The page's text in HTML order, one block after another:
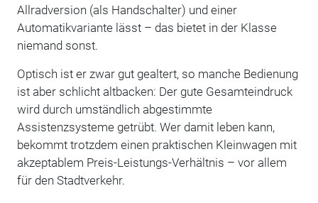
Allradversion (als Handschalter) und einer
Automatikvariante lässt – das bietet in der Klasse
niemand sonst.
Optisch ist er zwar gut gealtert, so manche Bedienung
ist aber schlicht altbacken: Der gute Gesamteindruck
wird durch umständlich abgestimmte
Assistenzsysteme getrübt. Wer damit leben kann,
bekommt trotzdem einen praktischen Kleinwagen mit
akzeptablem Preis-Leistungs-Verhältnis – vor allem
für den Stadtverkehr.